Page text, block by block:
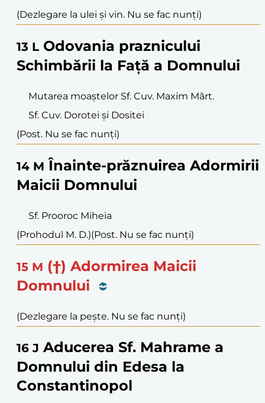
(Dezlegare la ulei și vin. Nu se fac nunți)
13 L Odovania praznicului
Schimbării la Față a Domnului
Mutarea moaștelor Sf. Cuv. Maxim Mărt.
Sf. Cuv. Dorotei și Dositei
(Post. Nu se fac nunți)
14 M Înainte-prăznuirea Adormirii
Maicii Domnului
Sf. Prooroc Miheia
(Prohodul M. D.)(Post. Nu se fac nunți)
15 M (†) Adormirea Maicii
Domnului
(Dezlegare la pește. Nu se fac nunți)
16 J Aducerea Sf. Mahrame a
Domnului din Edesa la
Constantinopol